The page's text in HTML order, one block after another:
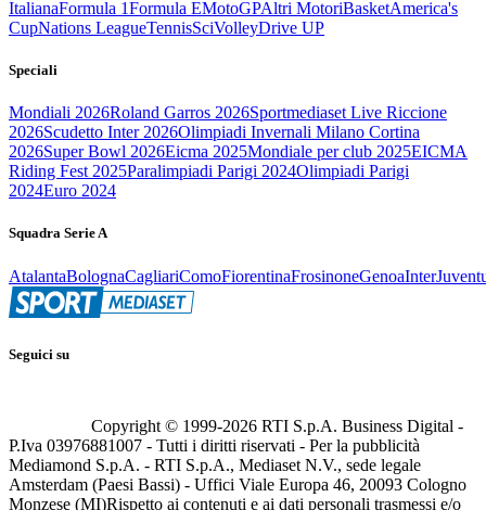
ItalianaFormula 1Formula EMotoGPAltri MotoriBasketAmerica's
CupNations LeagueTennisSciVolleyDrive UP
Speciali
Mondiali 2026Roland Garros 2026Sportmediaset Live Riccione
2026Scudetto Inter 2026Olimpiadi Invernali Milano Cortina
2026Super Bowl 2026Eicma 2025Mondiale per club 2025EICMA
Riding Fest 2025Paralimpiadi Parigi 2024Olimpiadi Parigi
2024Euro 2024
Squadra Serie A
AtalantaBolognaCagliariComoFiorentinaFrosinoneGenoaInter
Seguici su
Copyright © 1999-2026 RTI S.p.A. Business Digital -
P.Iva 03976881007 - Tutti i diritti riservati - Per la pubblicità
Mediamond S.p.A. - RTI S.p.A., Mediaset N.V., sede legale
Amsterdam (Paesi Bassi) - Uffici Viale Europa 46, 20093 Cologno
Monzese (MI)Rispetto ai contenuti e ai dati personali trasmessi e/o